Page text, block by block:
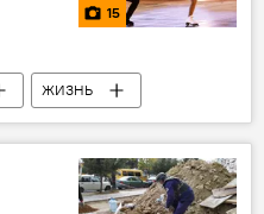
15
ЖИЗНЬ
Новости